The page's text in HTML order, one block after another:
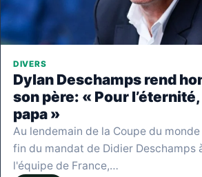
DIVERS
Dylan Deschamps rend
son père: « Pour
papa »
Au lendemain de la Coupe du
fin du mandat de Didier Deschamps
l'équipe de France,…